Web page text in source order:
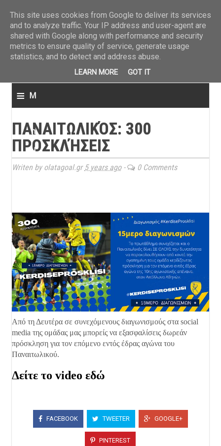
≡ M
n
u
ΠΑΝΑΙΤΩΛΙΚΌΣ: 300
ΠΡΟΣΚΛΉΣΕΙΣ
Writen by olatagoal.gr 5 years ago- 0 Comments
Από τη Δευτέρα σε συνεχόμενους διαγωνισμούς στα social
media της ομάδας μας μπορείς να εξασφαλίσεις δωρεάν
πρόσκληση για τον επόμενο εντός έδρας αγώνα του
Παναιτωλικού.
Δείτε το video εδώ
FACEBOOK TWEETER GOOGLE+
PINTEREST
This site uses cookies from Google to deliver its services
and to analyze traffic. Your IP address and user-agent are
shared with Google along with performance and security
metrics to ensure quality of service, generate usage
statistics, and to detect and address abuse.
LEARN MORE GOT IT